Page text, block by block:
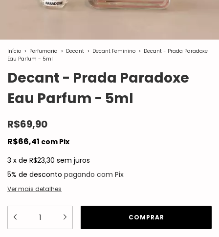
Início > Perfumaria > Decant > Decant Feminino > Decant - Prada Paradoxe
Eau Parfum - 5ml
Decant - Prada Paradoxe
Eau Parfum - 5ml
R$69,90
R$66,41 com Pix
3 x de R$23,30 sem juros
5% de desconto pagando com Pix
Ver mais detalhes